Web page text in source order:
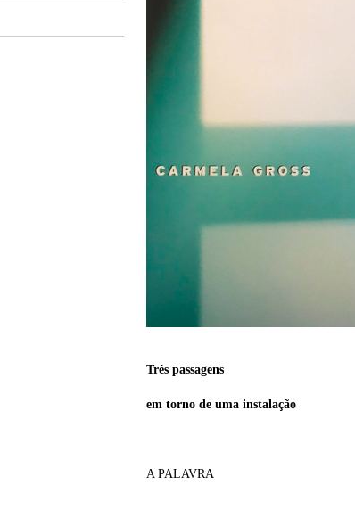
Três passagens
em torno de uma instalação
A PALAVRA